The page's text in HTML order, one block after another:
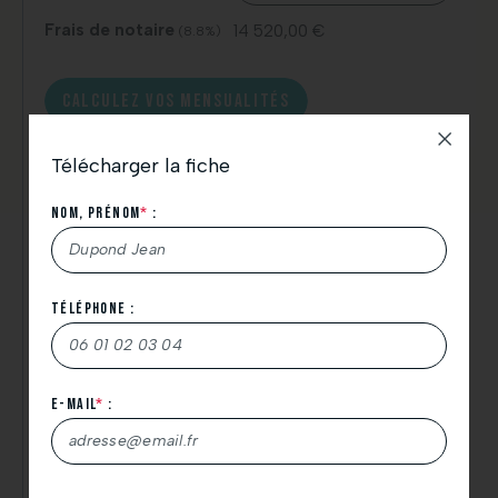
Frais de notaire (8.8%) 14 520,00 €
CALCULEZ VOS MENSUALITÉS
Télécharger la fiche
Nom, Prénom* :
Téléphone :
E-mail* :
Nous vous remercions de votre demande de
téléchargement.
À très bientôt.
L’équipe Thicent Groupe.